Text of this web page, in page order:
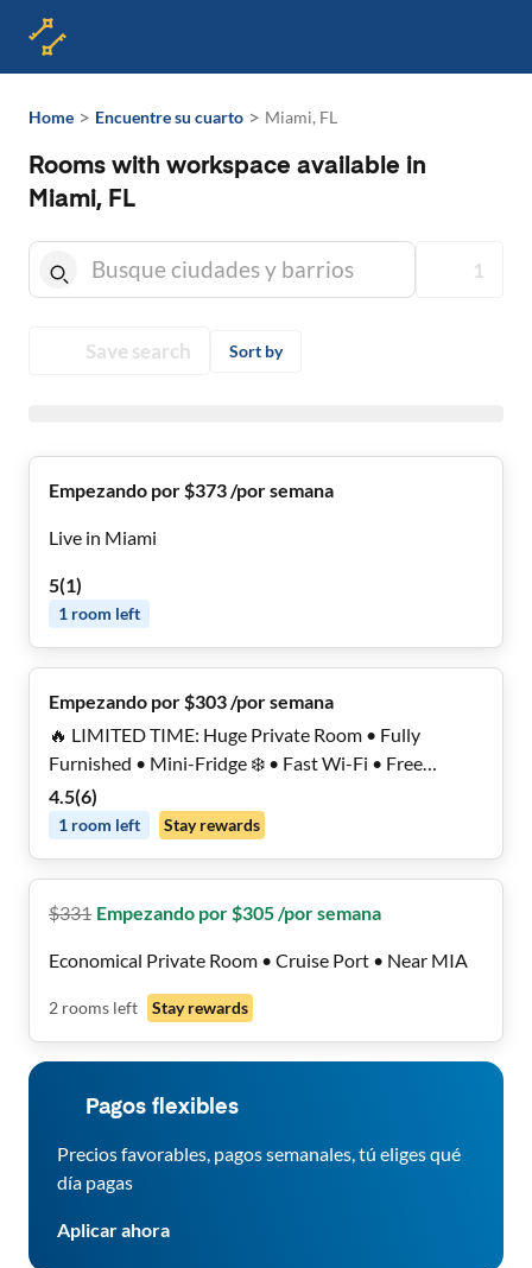
Home > Encuentre su cuarto > Miami, FL
Rooms with workspace available in
Miami, FL
1
Save search Sort by
Empezando por $373 /por semana
Live in Miami
5(1)
1 room left
Empezando por $303 /por semana
🔥 LIMITED TIME: Huge Private Room • Fully
Furnished • Mini-Fridge ❄️ • Fast Wi-Fi • Free
Laundry • Safe, Quiet, Modern Home • Move In
Today 🚚
4.5(6)
1 room left Stay rewards
$331 Empezando por $305 /por semana
Economical Private Room • Cruise Port • Near MIA
2 rooms left Stay rewards
Pagos flexibles
Precios favorables, pagos semanales, tú eliges qué
día pagas
Aplicar ahora